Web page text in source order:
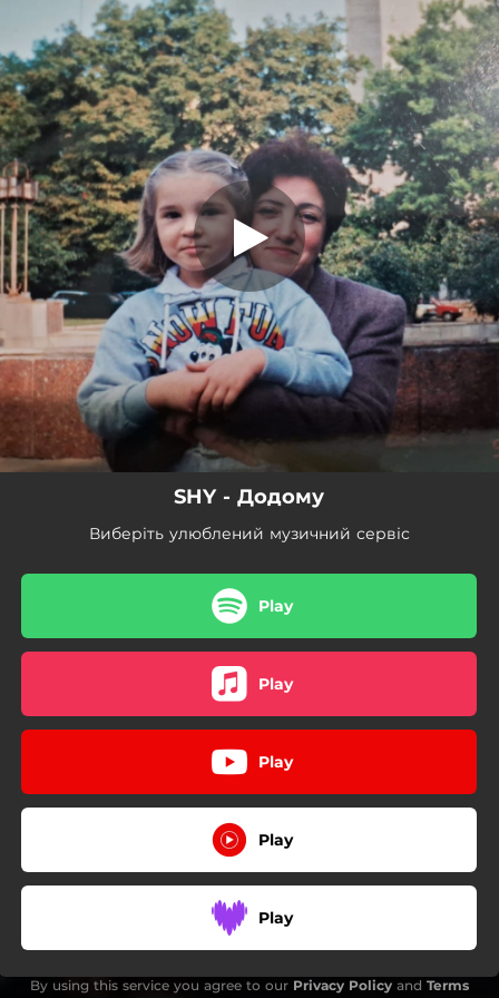
You're all set!
Додому
Додому
03:36
SHY - Додому
Виберіть улюблений музичний сервіс
Play
Play
Play
Play
Play
By using this service you agree to our Privacy Policy and Terms